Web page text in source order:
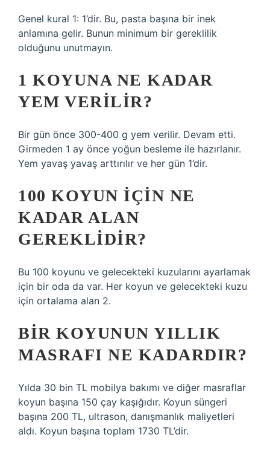
Genel kural 1: 1’dir. Bu, pasta başına bir inek
anlamına gelir. Bunun minimum bir gereklilik
olduğunu unutmayın.
1 KOYUNA NE KADAR
YEM VERILIR?
Bir gün önce 300-400 g yem verilir. Devam etti.
Girmeden 1 ay önce yoğun besleme ile hazırlanır.
Yem yavaş yavaş arttırılır ve her gün 1’dir.
100 KOYUN IÇIN NE
KADAR ALAN
GEREKLIDIR?
Bu 100 koyunu ve gelecekteki kuzularını ayarlamak
için bir oda da var. Her koyun ve gelecekteki kuzu
için ortalama alan 2.
BIR KOYUNUN YILLIK
MASRAFI NE KADARDIR?
Yılda 30 bin TL mobilya bakımı ve diğer masraflar
koyun başına 150 çay kaşığıdır. Koyun süngeri
başına 200 TL, ultrason, danışmanlık maliyetleri
aldı. Koyun başına toplam 1730 TL’dir.